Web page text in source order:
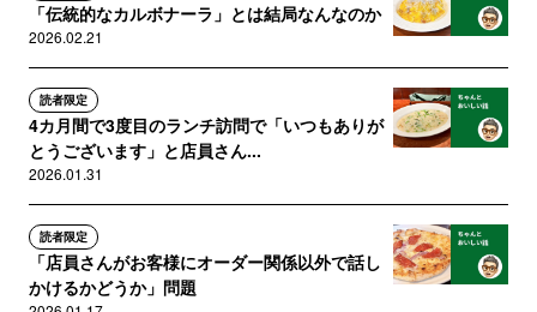
「伝統的なカルボナーラ」とは結局なんなのか
2026.02.21
読者限定
4カ月間で3度目のランチ訪問で「いつもありが
とうございます」と店員さん...
2026.01.31
読者限定
「店員さんがお客様にオーダー関係以外で話し
かけるかどうか」問題